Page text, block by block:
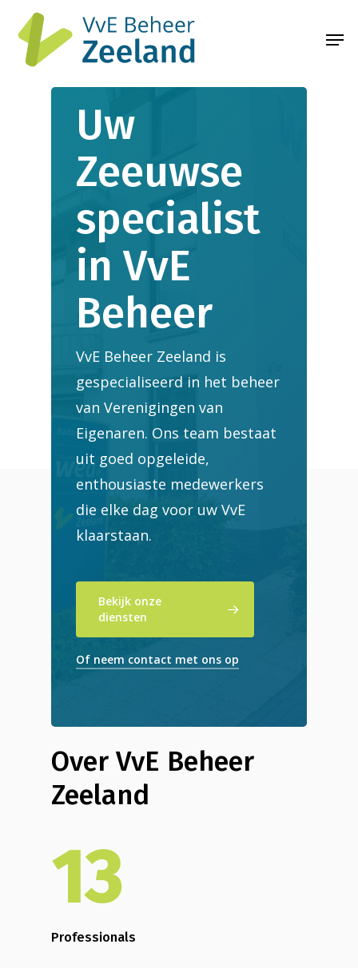
Uw
Zeeuwse
specialist
in VvE
Beheer
VvE Beheer Zeeland is
gespecialiseerd in het beheer
van Verenigingen van
Eigenaren. Ons team bestaat
uit goed opgeleide,
enthousiaste medewerkers
die elke dag voor uw VvE
klaarstaan.
Bekijk onze
diensten
Of neem contact met ons op
Over VvE Beheer
Zeeland
13
Professionals